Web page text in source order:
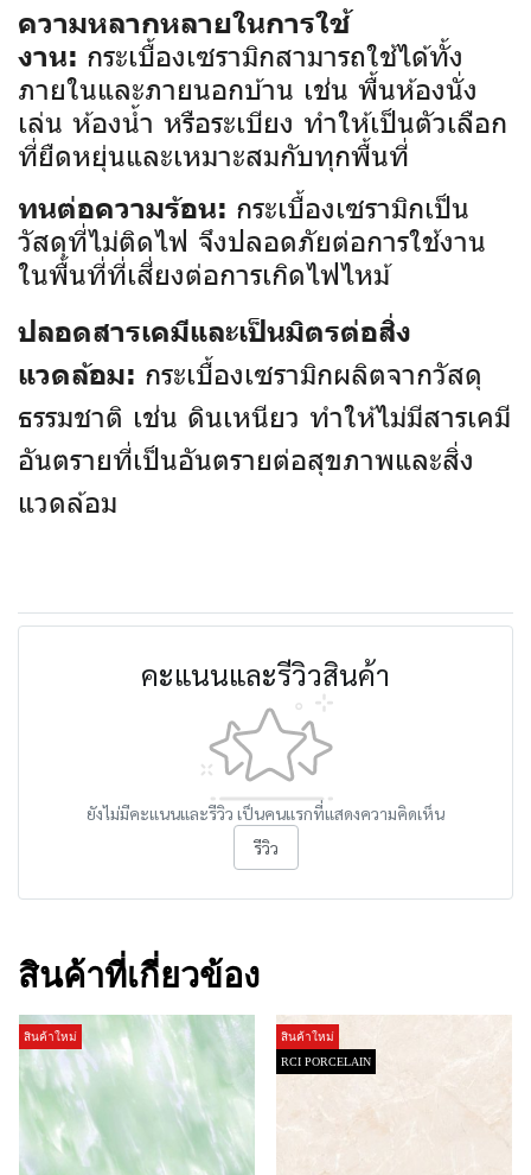
ความหลากหลายในการใช้
งาน: กระเบื้องเซรามิกสามารถใช้ได้ทั้ง
ภายในและภายนอกบ้าน เช่น พื้นห้องนั่ง
เล่น ห้องน้ำ หรือระเบียง ทำให้เป็นตัวเลือก
ที่ยืดหยุ่นและเหมาะสมกับทุกพื้นที่
ทนต่อความร้อน: กระเบื้องเซรามิกเป็น
วัสดุที่ไม่ติดไฟ จึงปลอดภัยต่อการใช้งาน
ในพื้นที่ที่เสี่ยงต่อการเกิดไฟไหม้
ปลอดสารเคมีและเป็นมิตรต่อสิ่ง
แวดล้อม: กระเบื้องเซรามิกผลิตจากวัสดุ
ธรรมชาติ เช่น ดินเหนียว ทำให้ไม่มีสารเคมี
อันตรายที่เป็นอันตรายต่อสุขภาพและสิ่ง
แวดล้อม
คะแนนและรีวิวสินค้า
ยังไม่มีคะแนนและรีวิว เป็นคนแรกที่แสดงความคิดเห็น
รีวิว
สินค้าที่เกี่ยวข้อง
สินค้าใหม่
สินค้าใหม่
RCI PORCELAIN